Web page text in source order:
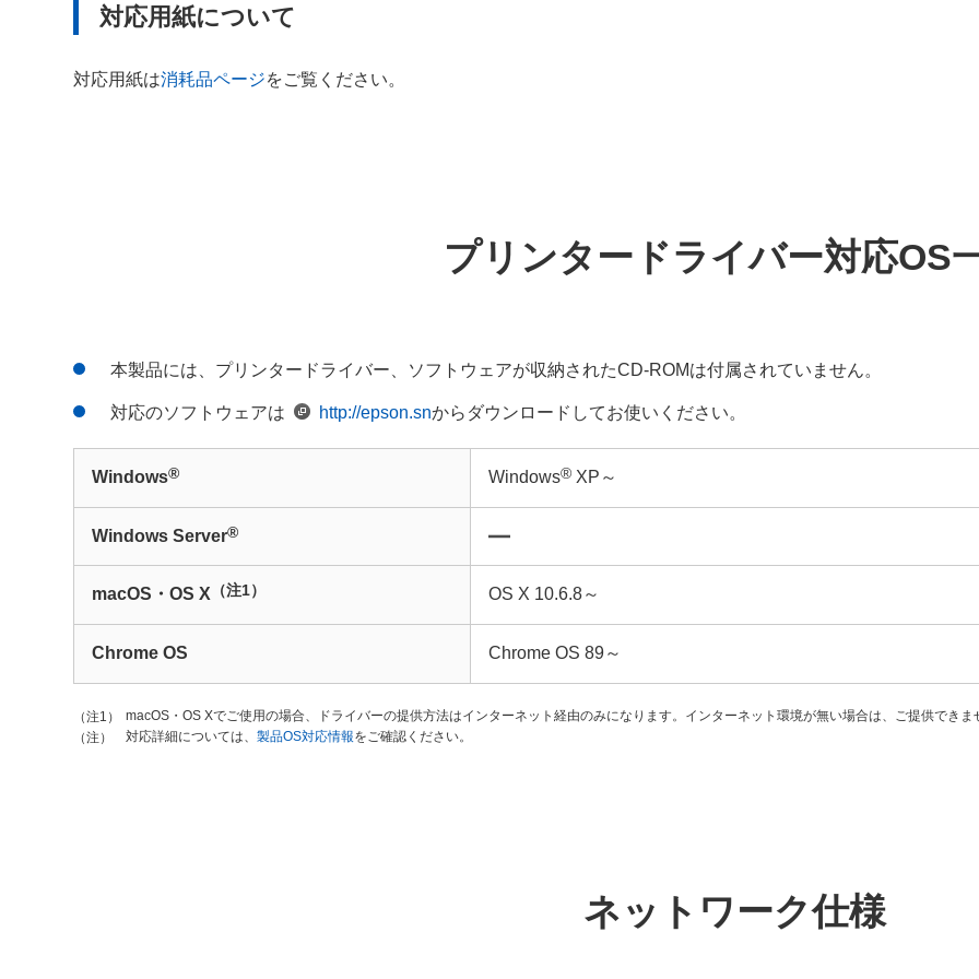
対応用紙について
対応用紙は消耗品ページをご覧ください。
プリンタードライバー対応OS
本製品には、プリンタードライバー、ソフトウェアが収納されたCD-ROMは付属されていません。
対応のソフトウェアは http://epson.snからダウンロードしてお使いください。
Windows® Windows® XP～
Windows Server®
macOS・OS X （注1） OS X 10.6.8～
Chrome OS Chrome OS 89～
（注1）
macOS・OS Xでご使用の場合、ドライバーの提供方法はインターネット経由のみになります。インターネット環境が無い場合は、ご提供でき
（注）
対応詳細については、 製品OS対応情報をご確認ください。
ネットワーク仕様